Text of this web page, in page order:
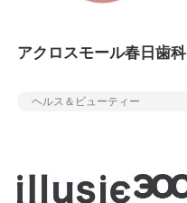
アクロスモール春日歯科
ヘルス＆ビューティー